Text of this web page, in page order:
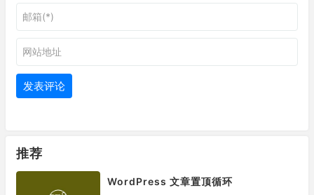
推荐
WordPress 文章置顶循环